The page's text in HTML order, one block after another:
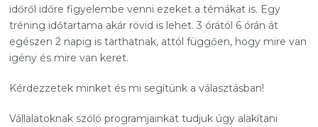
időről időre figyelembe venni ezeket a témákat is. Egy
tréning időtartama akár rövid is lehet. 3 órától 6 órán át
egészen 2 napig is tarthatnak, attól függően, hogy mire van
igény és mire van keret.
Kérdezzetek minket és mi segítünk a választásban!
Vállalatoknak szóló programjainkat tudjuk úgy alakítani